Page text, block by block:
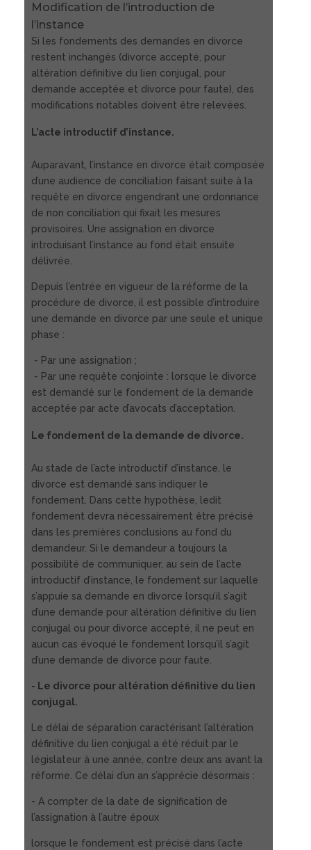
Modification de l’introduction de
l’instance
Si les fondements des demandes en divorce
restent inchangés (divorce accepté, pour
altération définitive du lien conjugal, pour
demande acceptée et divorce pour faute), des
modifications notables doivent être relevées.
L’acte introductif d’instance.
Auparavant, l’instance en divorce était composée
d’une audience de conciliation faisant suite à la
requête en divorce engendrant une ordonnance
de non conciliation qui fixait les mesures
provisoires. Une assignation en divorce
introduisant l’instance au fond était ensuite
délivrée.
Depuis l’entrée en vigueur de la réforme de la
procédure de divorce, il est possible d’introduire
une demande en divorce par une seule et unique
phase :
- Par une assignation ;
- Par une requête conjointe : lorsque le divorce
est demandé sur le fondement de la demande
acceptée par acte d’avocats d’acceptation.
Le fondement de la demande de divorce.
Au stade de l’acte introductif d’instance, le
divorce est demandé sans indiquer le
fondement. Dans cette hypothèse, ledit
fondement devra nécessairement être précisé
dans les premières conclusions au fond du
demandeur. Si le demandeur a toujours la
possibilité de communiquer, au sein de l’acte
introductif d’instance, le fondement sur laquelle
s’appuie sa demande en divorce lorsqu’il s’agit
d’une demande pour altération définitive du lien
conjugal ou pour divorce accepté, il ne peut en
aucun cas évoqué le fondement lorsqu’il s’agit
d’une demande de divorce pour faute.
- Le divorce pour altération définitive du lien
conjugal.
Le délai de séparation caractérisant l’altération
définitive du lien conjugal a été réduit par le
législateur à une année, contre deux ans avant la
réforme. Ce délai d’un an s’apprécie désormais :
- A compter de la date de signification de
l’assignation à l’autre époux
lorsque le fondement est précisé dans l’acte